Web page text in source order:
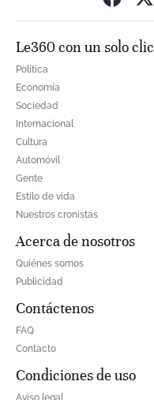
Le360 con un solo clic
Política
Economía
Sociedad
Internacional
Cultura
Automóvil
Gente
Estilo de vida
Nuestros cronistas
Acerca de nosotros
Quiénes somos
Publicidad
Contáctenos
FAQ
Contacto
Condiciones de uso
Aviso legal